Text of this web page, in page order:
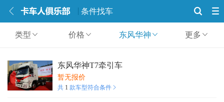
条件找车
类型 价格 东风华神 更多
东风华神T7牵引车
暂无报价
共 1 款车型符合条件